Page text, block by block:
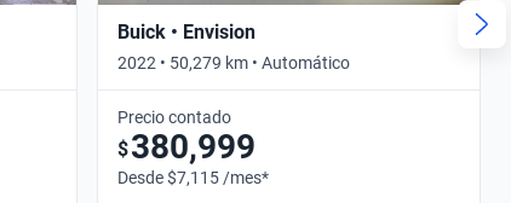
Buick • Envision
2022 • 50,279 km • Automático
Precio contado
$380,999
Desde $7,115 /mes*